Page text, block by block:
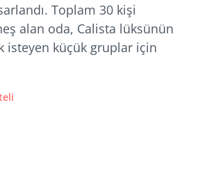
Toplam 30 kişi
alan oda, Calista lüksünün
isteyen küçük gruplar için